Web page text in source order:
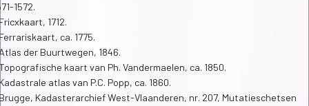
1572.
1712.
ca. 1775.
der Buurtwegen, 1846.
kaart van Ph. Vandermaelen, ca. 1850.
atlas van P.C. Popp, ca. 1860.
Kadasterarchief West-Vlaanderen, nr. 207, Mutatieschetsen